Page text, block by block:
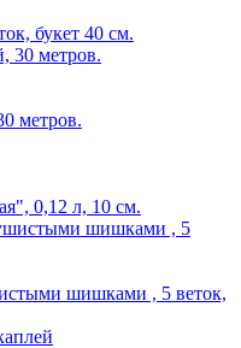
букет 40 см.
метров.
0,12 л, 10 см.
шишками , 5 веток,